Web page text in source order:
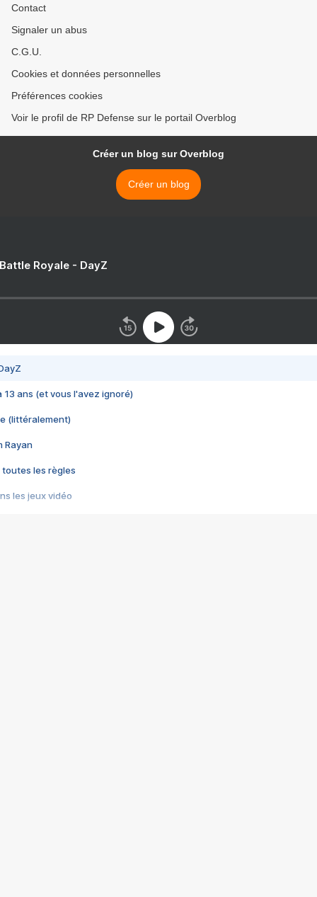
Contact
Signaler un abus
C.G.U.
Cookies et données personnelles
Préférences cookies
Voir le profil de RP Defense sur le portail Overblog
Créer un blog sur Overblog
Créer un blog
Royale - DayZ
13 ans (et vous l'avez ignoré)
(littéralement)
Rayan
toutes les règles
les jeux vidéo